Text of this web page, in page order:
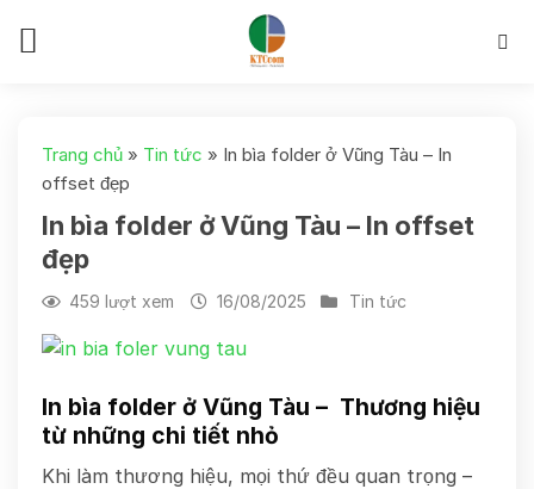
Trang chủ » Tin tức » In bìa folder ở Vũng Tàu – In
offset đẹp
In bìa folder ở Vũng Tàu – In offset
đẹp
459 lượt xem 16/08/2025 Tin tức
In bìa folder ở Vũng Tàu – Thương hiệu
từ những chi tiết nhỏ
Khi làm thương hiệu, mọi thứ đều quan trọng –